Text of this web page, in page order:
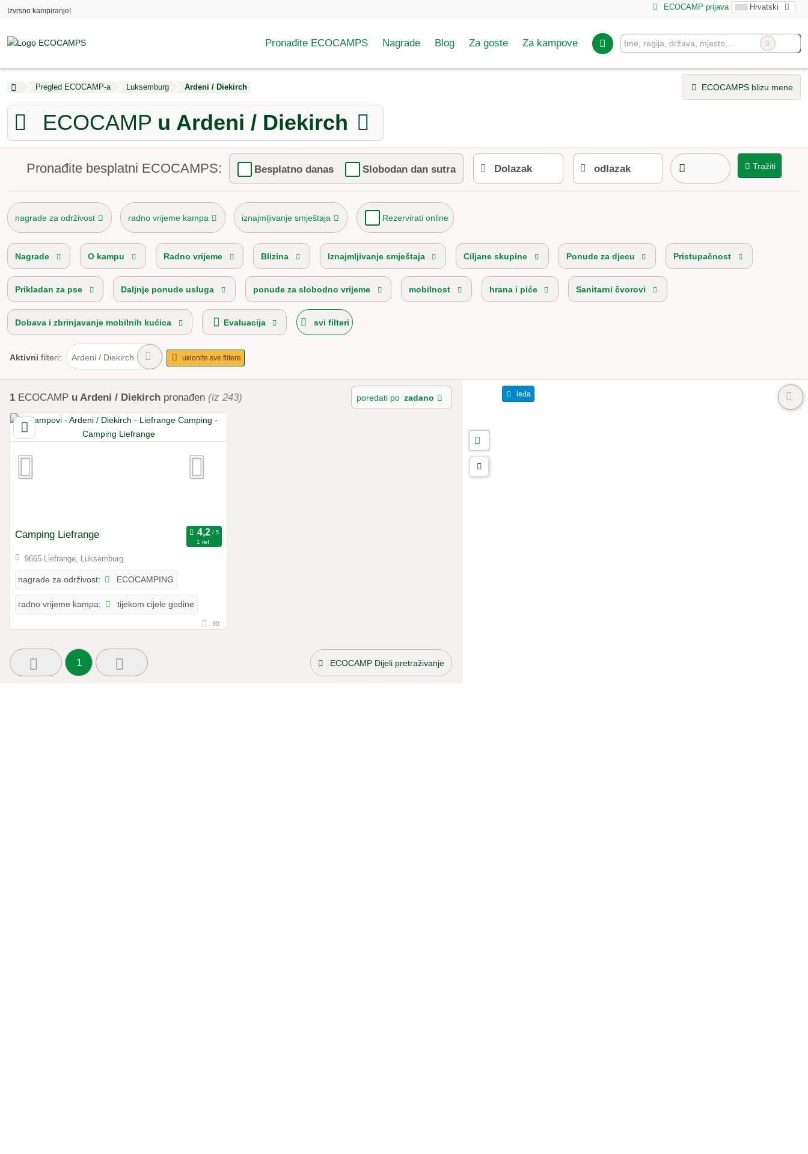
Izvrsno kampiranje! ECOCAMP prijava Hrvatski
Pronađite ECOCAMPS Nagrade Blog Za goste Za kampove
Pregled ECOCAMP-a Luksemburg Ardeni / Diekirch ECOCAMPS blizu mene
ECOCAMP u Ardeni / Diekirch
Pronađite besplatni ECOCAMPS: Besplatno danas Slobodan dan sutra Tražiti
nagrade za održivost radno vrijeme kampa iznajmljivanje smještaja Rezervirati online
Nagrade O kampu Radno vrijeme Blizina Iznajmljivanje smještaja Ciljane skupine Ponude za djecu Pristupačnost
Prikladan za pse Daljnje ponude usluga ponude za slobodno vrijeme mobilnost hrana i piće Sanitarni čvorovi
Dobava i zbrinjavanje mobilnih kućica Evaluacija svi filteri
Aktivni filteri: Ardeni / Diekirch uklonite sve filtere
1 ECOCAMP u Ardeni / Diekirch pronađen (iz 243) poredati po zadano
Camping Liefrange
1 ref.
9665 Liefrange, Luksemburg
nagrade za održivost: ECOCAMPING
radno vrijeme kampa: tijekom cijele godine
98
1 ECOCAMP Dijeli pretraživanje
leđa